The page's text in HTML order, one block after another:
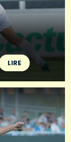
LIRE